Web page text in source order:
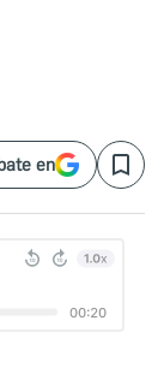
en Save